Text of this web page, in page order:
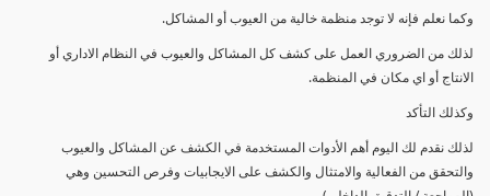
وكما نعلم فإنه لا توجد منظمة خالية من العيوب أو المشاكل.
لذلك من الضروري العمل على كشف كل المشاكل والعيوب في النظام الاداري أو
الانتاج أو اي مكان في المنظمة.
وكذلك التأكد
لذلك نقدم لك اليوم أهم الأدوات المستخدمة في الكشف عن المشاكل والعيوب
والتحقق من الفعالية والامتثال والكشف على الايجابيات وفرص التحسين وهي